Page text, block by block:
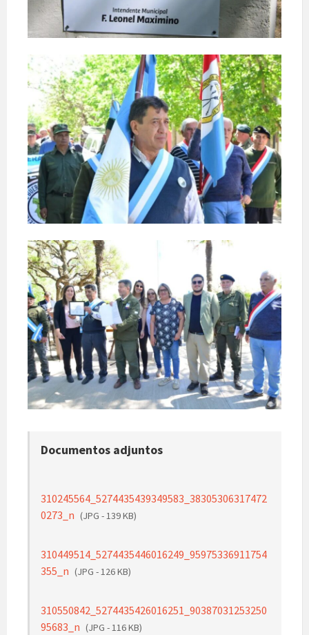
Documentos adjuntos
310245564_5274435439349583_38305306317472
0273_n (JPG - 139 KB)
310449514_5274435446016249_95975336911754
355_n (JPG - 126 KB)
310550842_5274435426016251_90387031253250
95683_n (JPG - 116 KB)